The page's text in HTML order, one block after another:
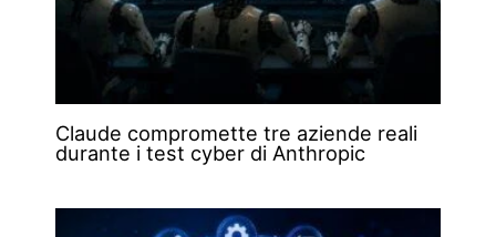
Claude compromette tre aziende reali
durante i test cyber di Anthropic